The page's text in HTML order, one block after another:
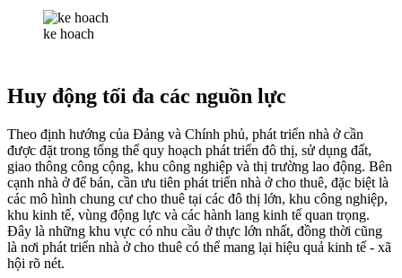
ke hoach
Huy động tối đa các nguồn lực
Theo định hướng của Đảng và Chính phủ, phát triển nhà ở cần
được đặt trong tổng thể quy hoạch phát triển đô thị, sử dụng đất,
giao thông công cộng, khu công nghiệp và thị trường lao động. Bên
cạnh nhà ở để bán, cần ưu tiên phát triển nhà ở cho thuê, đặc biệt là
các mô hình chung cư cho thuê tại các đô thị lớn, khu công nghiệp,
khu kinh tế, vùng động lực và các hành lang kinh tế quan trọng.
Đây là những khu vực có nhu cầu ở thực lớn nhất, đồng thời cũng
là nơi phát triển nhà ở cho thuê có thể mang lại hiệu quả kinh tế - xã
hội rõ nét.